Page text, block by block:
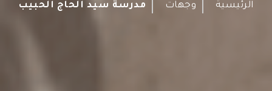
الرئيسية وجهات مدرسة سيد الحاج الحبيب